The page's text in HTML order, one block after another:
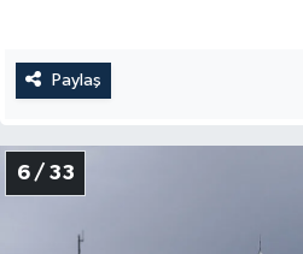
Paylaş
6 / 33
Nevşehir Müftülüğü
Ordu Müftülüğü